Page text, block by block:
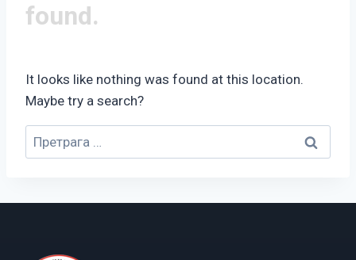
found.
It looks like nothing was found at this location.
Maybe try a search?